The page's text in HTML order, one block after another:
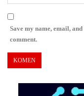
Save my name, email,
comment.